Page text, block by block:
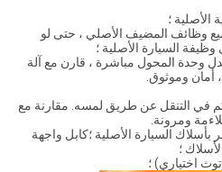
وظائف المضيف الأصلي ، حتى لو
السيارة الأصلية ؛
وحدة المحول مباشرة ، قارن مع آلة
أمان وموثوق.
في التنقل عن طريق لمسه. مقارنة مع
ومرونة.
السيارة الأصلية ؛كابل واجهة
؛